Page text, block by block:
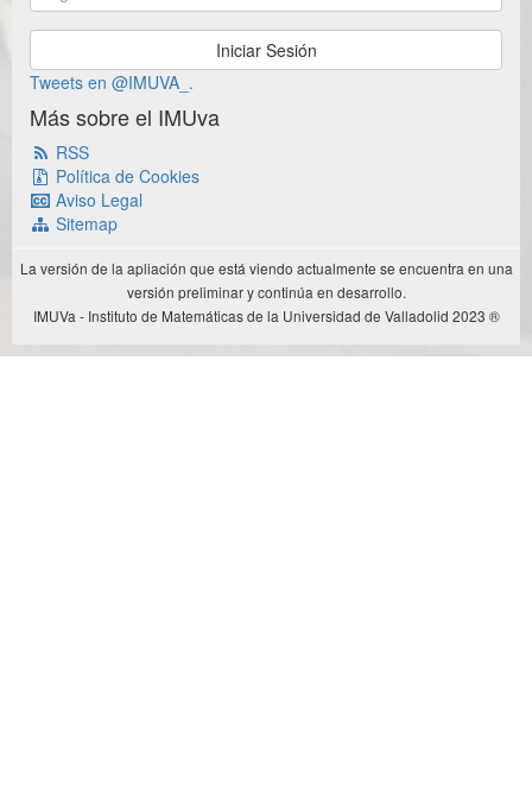
Tweets en @IMUVA_.
Más sobre el IMUva
RSS
Política de Cookies
Aviso Legal
Sitemap
La versión de la apliación que está viendo actualmente se encuentra en una
versión preliminar y continúa en desarrollo.
IMUVa - Instituto de Matemáticas de la Universidad de Valladolid 2023 ®